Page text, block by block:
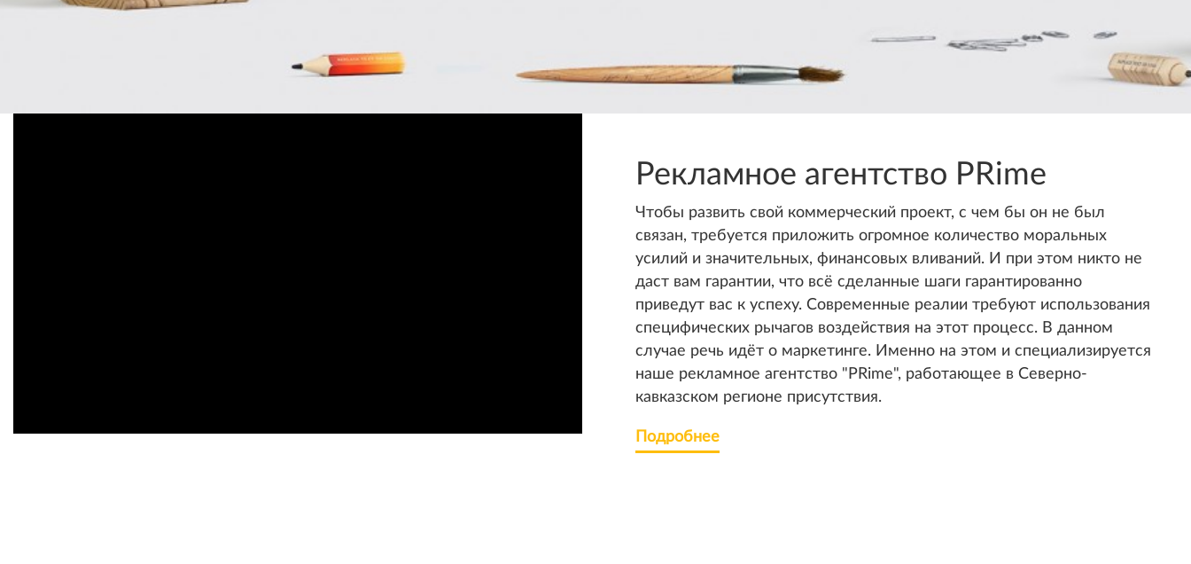
Рекламное агентство PRime
Чтобы развить свой коммерческий проект, с чем бы он не был
связан, требуется приложить огромное количество моральных
усилий и значительных, финансовых вливаний. И при этом никто не
даст вам гарантии, что всё сделанные шаги гарантированно
приведут вас к успеху. Современные реалии требуют использования
специфических рычагов воздействия на этот процесс. В данном
случае речь идёт о маркетинге. Именно на этом и специализируется
наше рекламное агентство "PRime", работающее в Северно-
кавказском регионе присутствия.
Подробнее